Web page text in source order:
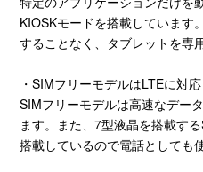
KIOSKモードを搭載しています
することなく、タブレットを専
・SIMフリーモデルはLTEに対応
SIMフリーモデルは高速なデー
ます。また、7型液晶を搭載す
搭載しているので電話としても